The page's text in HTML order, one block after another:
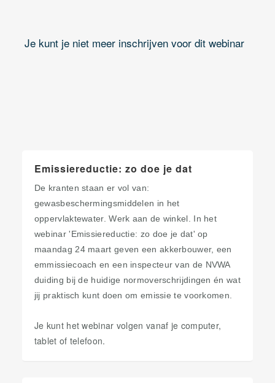
Je kunt je niet meer inschrijven voor dit webinar
Emissiereductie: zo doe je dat
De kranten staan er vol van:
gewasbeschermingsmiddelen in het
oppervlaktewater. Werk aan de winkel. In het
webinar 'Emissiereductie: zo doe je dat' op
maandag 24 maart geven een akkerbouwer, een
emmissiecoach en een inspecteur van de NVWA
duiding bij de huidige normoverschrijdingen én wat
jij praktisch kunt doen om emissie te voorkomen.
Je kunt het webinar volgen vanaf je computer,
tablet of telefoon.